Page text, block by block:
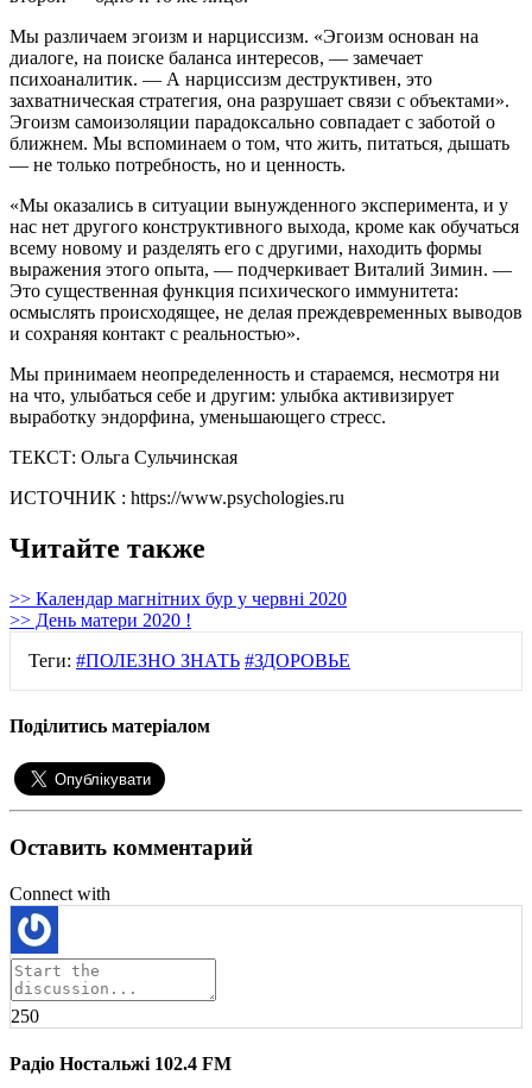
Мы различаем эгоизм и нарциссизм. «Эгоизм основан на
диалоге, на поиске баланса интересов, — замечает
психоаналитик. — А нарциссизм деструктивен, это
захватническая стратегия, она разрушает связи с объектами».
Эгоизм самоизоляции парадоксально совпадает с заботой о
ближнем. Мы вспоминаем о том, что жить, питаться, дышать
— не только потребность, но и ценность.
«Мы оказались в ситуации вынужденного эксперимента, и у
нас нет другого конструктивного выхода, кроме как обучаться
всему новому и разделять его с другими, находить формы
выражения этого опыта, — подчеркивает Виталий Зимин. —
Это существенная функция психического иммунитета:
осмыслять происходящее, не делая преждевременных выводов
и сохраняя контакт с реальностью».
Мы принимаем неопределенность и стараемся, несмотря ни
на что, улыбаться себе и другим: улыбка активизирует
выработку эндорфина, уменьшающего стресс.
ТЕКСТ: Ольга Сульчинская
ИСТОЧНИК : https://www.psychologies.ru
Читайте также
>> Календар магнітних бур у червні 2020
>> День матери 2020 !
Теги: #ПОЛЕЗНО ЗНАТЬ #ЗДОРОВЬЕ
Поділитись матеріалом
Оставить комментарий
Connect with
250
Радіо Ностальжі 102.4 FM